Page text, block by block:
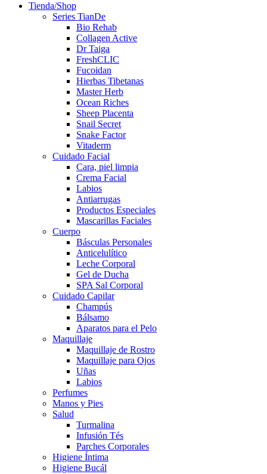
Tienda/Shop
Series TianDe
Bio Rehab
Collagen Active
Dr Taiga
FreshCLIC
Fucoidan
Hierbas Tibetanas
Master Herb
Ocean Riches
Sheep Placenta
Snail Secret
Snake Factor
Vitaderm
Cuidado Facial
Cara, piel limpia
Crema Facial
Labios
Antiarrugas
Productos Especiales
Mascarillas Faciales
Cuerpo
Básculas Personales
Anticelulítico
Leche Corporal
Gel de Ducha
SPA Sal Corporal
Cuidado Capilar
Champús
Bálsamo
Aparatos para el Pelo
Maquillaje
Maquillaje de Rostro
Maquillaje para Ojos
Uñas
Labios
Perfumes
Manos y Pies
Salud
Turmalina
Infusión Tés
Parches Corporales
Higiene Íntima
Higiene Bucál